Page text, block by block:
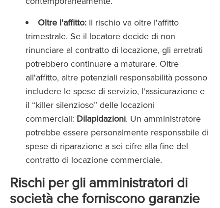
Oltre l'affitto: Il rischio va oltre l'affitto
trimestrale. Se il locatore decide di non
rinunciare al contratto di locazione, gli arretrati
potrebbero continuare a maturare. Oltre
all'affitto, altre potenziali responsabilità possono
includere le spese di servizio, l'assicurazione e
il “killer silenzioso” delle locazioni
commerciali: Dilapidazioni. Un amministratore
potrebbe essere personalmente responsabile di
spese di riparazione a sei cifre alla fine del
contratto di locazione commerciale.
Rischi per gli amministratori di
società che forniscono garanzie